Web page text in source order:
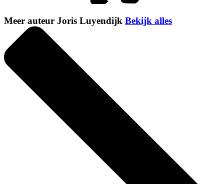
Meer auteur Joris Luyendijk Bekijk alles